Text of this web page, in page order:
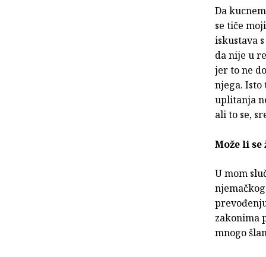
Da
se tiče
iskustava
da nije u
jer to ne
njega. Isto
uplitanja
ali to se,
Može li
U mom
zakonima
mnogo